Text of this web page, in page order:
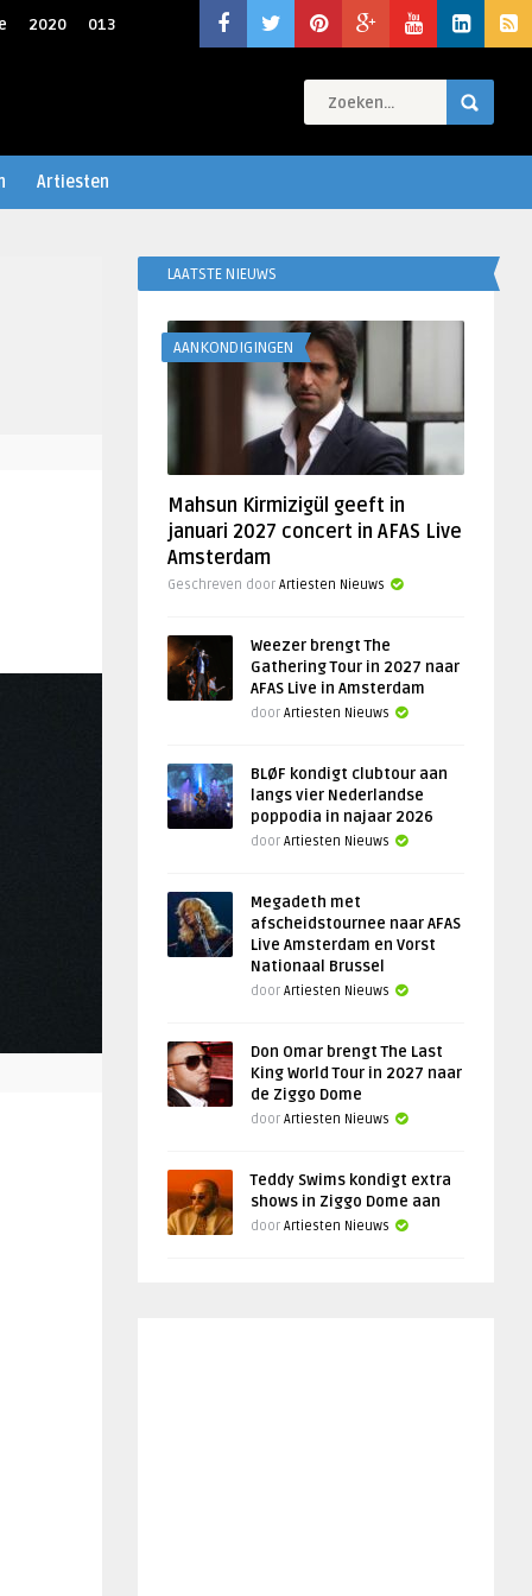
2020 013
Artiesten
LAATSTE NIEUWS
AANKONDIGINGEN
Mahsun Kirmizigül geeft in
januari 2027 concert in AFAS Live
Amsterdam
Geschreven door Artiesten Nieuws
Weezer brengt The
Gathering Tour in 2027 naar
AFAS Live in Amsterdam
door Artiesten Nieuws
BLØF kondigt clubtour aan
langs vier Nederlandse
poppodia in najaar 2026
door Artiesten Nieuws
Megadeth met
afscheidstournee naar AFAS
Live Amsterdam en Vorst
Nationaal Brussel
door Artiesten Nieuws
Don Omar brengt The Last
King World Tour in 2027 naar
de Ziggo Dome
door Artiesten Nieuws
Teddy Swims kondigt extra
shows in Ziggo Dome aan
door Artiesten Nieuws